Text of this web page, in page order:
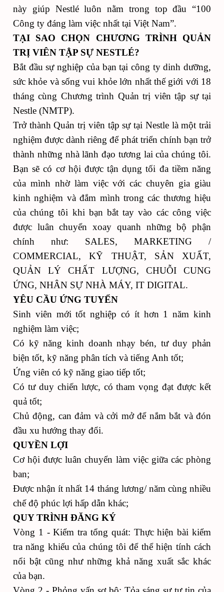
này giúp Nestlé luôn nằm trong top đầu “100
Công ty đáng làm việc nhất tại Việt Nam”.
TẠI SAO CHỌN CHƯƠNG TRÌNH QUẢN
TRỊ VIÊN TẬP SỰ NESTLÉ?
Bắt đầu sự nghiệp của bạn tại công ty dinh dưỡng,
sức khỏe và sống vui khỏe lớn nhất thế giới với 18
tháng cùng Chương trình Quản trị viên tập sự tại
Nestle (NMTP).
Trở thành Quản trị viên tập sự tại Nestle là một trải
nghiệm được dành riêng để phát triển chính bạn trở
thành những nhà lãnh đạo tương lai của chúng tôi.
Bạn sẽ có cơ hội được tận dụng tối đa tiềm năng
của mình nhờ làm việc với các chuyên gia giàu
kinh nghiệm và đắm mình trong các thương hiệu
của chúng tôi khi bạn bắt tay vào các công việc
được luân chuyển xoay quanh những bộ phận
chính như: SALES, MARKETING /
COMMERCIAL, KỸ THUẬT, SẢN XUẤT,
QUẢN LÝ CHẤT LƯỢNG, CHUỖI CUNG
ỨNG, NHÂN SỰ NHÀ MÁY, IT DIGITAL.
YÊU CẦU ỨNG TUYỂN
Sinh viên mới tốt nghiệp có ít hơn 1 năm kinh
nghiệm làm việc;
Có kỹ năng kinh doanh nhạy bén, tư duy phản
biện tốt, kỹ năng phân tích và tiếng Anh tốt;
Ứng viên có kỹ năng giao tiếp tốt;
Có tư duy chiến lược, có tham vọng đạt được kết
quả tốt;
Chủ động, can đảm và cởi mở để nắm bắt và đón
đầu xu hướng thay đổi.
QUYỀN LỢI
Cơ hội được luân chuyển làm việc giữa các phòng
ban;
Được nhận ít nhất 14 tháng lương/ năm cùng nhiều
chế độ phúc lợi hấp dẫn khác;
QUY TRÌNH ĐĂNG KÝ
Vòng 1 - Kiểm tra tổng quát: Thực hiện bài kiểm
tra năng khiếu của chúng tôi để thể hiện tính cách
nổi bật cũng như những khả năng xuất sắc khác
của bạn.